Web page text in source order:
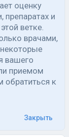
оценку
и
ветке.
врачами,
вашего
приемом
обратиться к
Закрыть